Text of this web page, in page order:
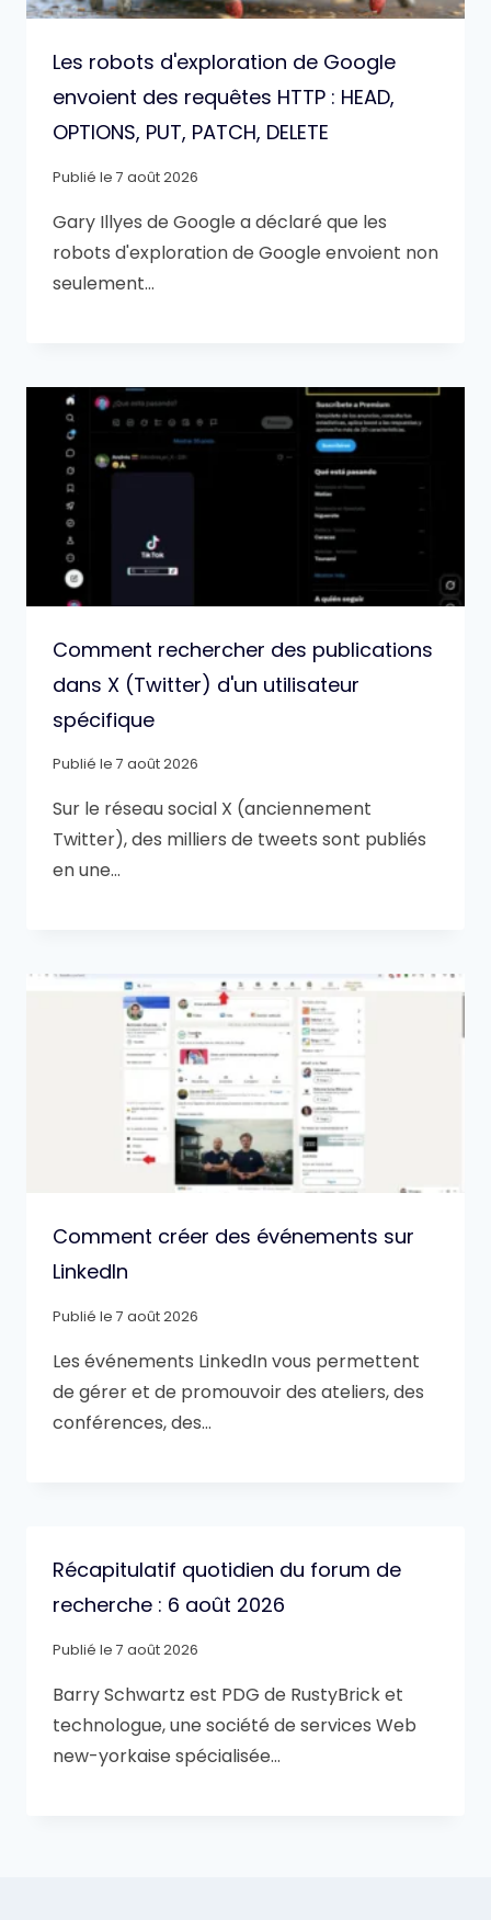
Les robots d'exploration de Google
envoient des requêtes HTTP : HEAD,
OPTIONS, PUT, PATCH, DELETE
Publié le 7 août 2026
Gary Illyes de Google a déclaré que les
robots d'exploration de Google envoient non
seulement…
Comment rechercher des publications
dans X (Twitter) d'un utilisateur
spécifique
Publié le 7 août 2026
Sur le réseau social X (anciennement
Twitter), des milliers de tweets sont publiés
en une…
Comment créer des événements sur
LinkedIn
Publié le 7 août 2026
Les événements LinkedIn vous permettent
de gérer et de promouvoir des ateliers, des
conférences, des…
Récapitulatif quotidien du forum de
recherche : 6 août 2026
Publié le 7 août 2026
Barry Schwartz est PDG de RustyBrick et
technologue, une société de services Web
new-yorkaise spécialisée…